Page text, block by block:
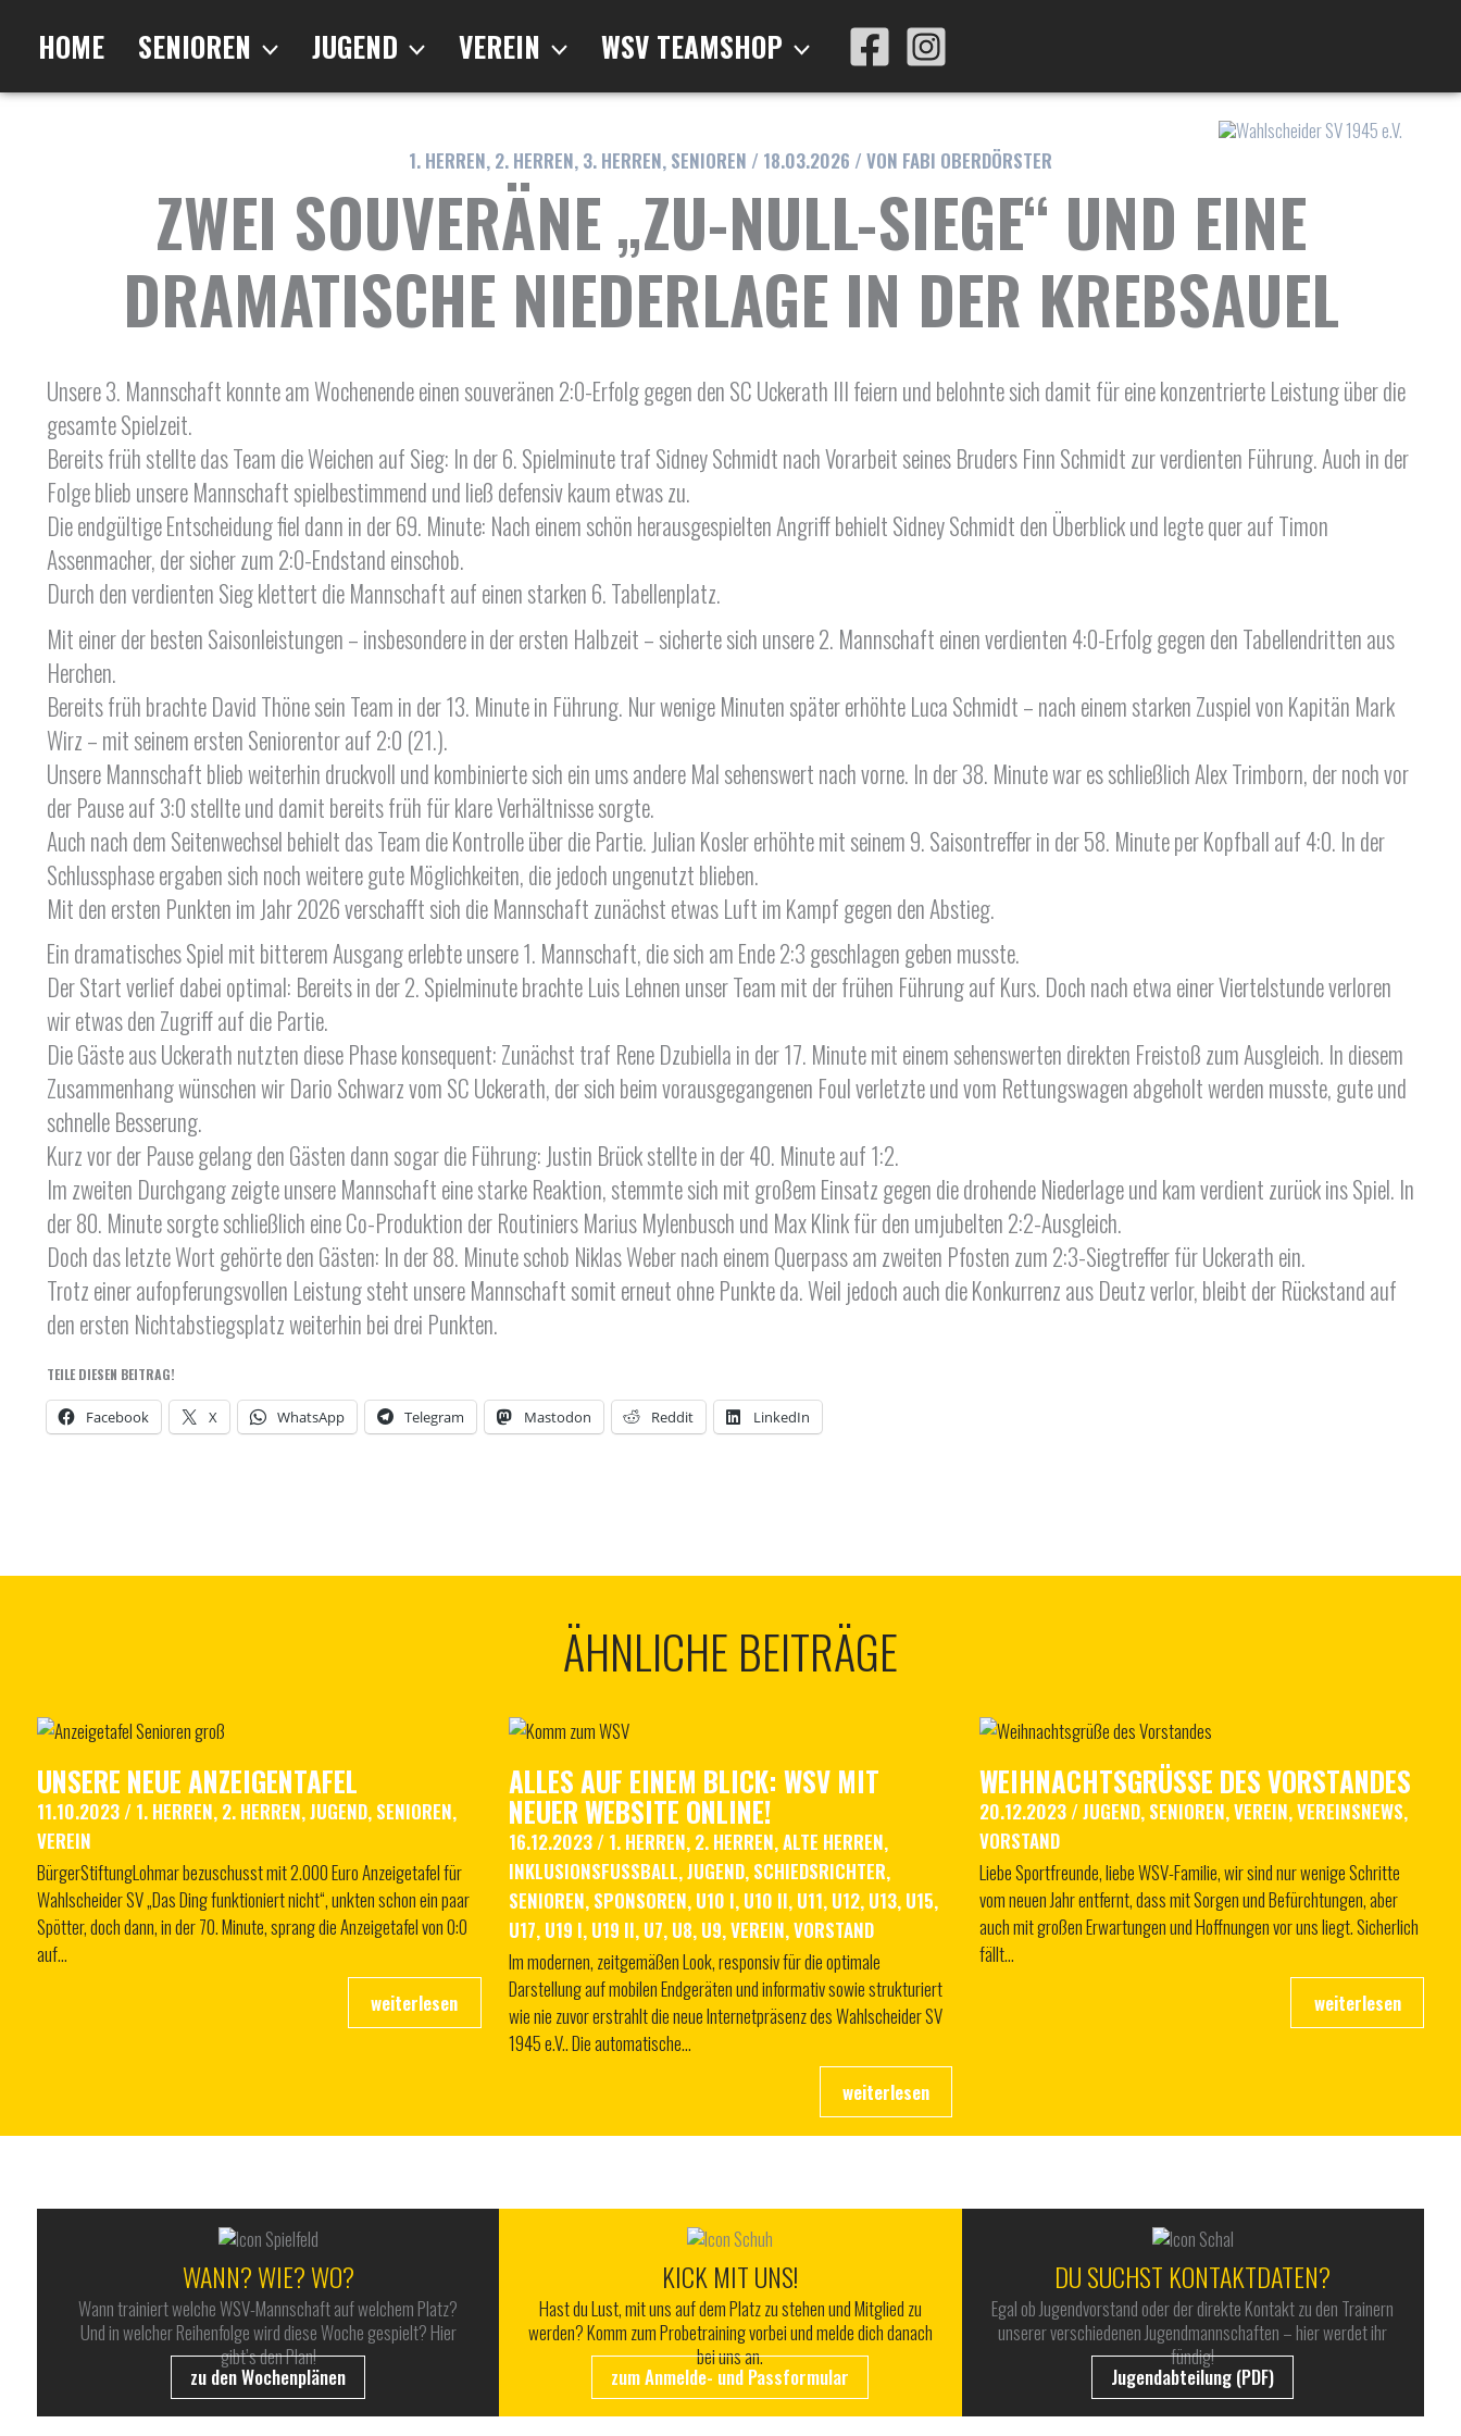
springenHOME SENIOREN JUGEND VEREIN WSV TEAMSHOP
1. HERREN, 2. HERREN, 3. HERREN, SENIOREN / 18.03.2026 / VON FABI OBERDÖRSTER
ZWEI SOUVERÄNE „ZU-NULL-SIEGE“ UND EINE
DRAMATISCHE NIEDERLAGE IN DER KREBSAUEL
Unsere 3. Mannschaft konnte am Wochenende einen souveränen 2:0-Erfolg gegen den SC Uckerath III feiern und belohnte sich damit für eine konzentrierte Leistung über die
gesamte Spielzeit.
Bereits früh stellte das Team die Weichen auf Sieg: In der 6. Spielminute traf Sidney Schmidt nach Vorarbeit seines Bruders Finn Schmidt zur verdienten Führung. Auch in der
Folge blieb unsere Mannschaft spielbestimmend und ließ defensiv kaum etwas zu.
Die endgültige Entscheidung fiel dann in der 69. Minute: Nach einem schön herausgespielten Angriff behielt Sidney Schmidt den Überblick und legte quer auf Timon
Assenmacher, der sicher zum 2:0-Endstand einschob.
Durch den verdienten Sieg klettert die Mannschaft auf einen starken 6. Tabellenplatz.
Mit einer der besten Saisonleistungen – insbesondere in der ersten Halbzeit – sicherte sich unsere 2. Mannschaft einen verdienten 4:0-Erfolg gegen den Tabellendritten aus
Herchen.
Bereits früh brachte David Thöne sein Team in der 13. Minute in Führung. Nur wenige Minuten später erhöhte Luca Schmidt – nach einem starken Zuspiel von Kapitän Mark
Wirz – mit seinem ersten Seniorentor auf 2:0 (21.).
Unsere Mannschaft blieb weiterhin druckvoll und kombinierte sich ein ums andere Mal sehenswert nach vorne. In der 38. Minute war es schließlich Alex Trimborn, der noch vor
der Pause auf 3:0 stellte und damit bereits früh für klare Verhältnisse sorgte.
Auch nach dem Seitenwechsel behielt das Team die Kontrolle über die Partie. Julian Kosler erhöhte mit seinem 9. Saisontreffer in der 58. Minute per Kopfball auf 4:0. In der
Schlussphase ergaben sich noch weitere gute Möglichkeiten, die jedoch ungenutzt blieben.
Mit den ersten Punkten im Jahr 2026 verschafft sich die Mannschaft zunächst etwas Luft im Kampf gegen den Abstieg.
Ein dramatisches Spiel mit bitterem Ausgang erlebte unsere 1. Mannschaft, die sich am Ende 2:3 geschlagen geben musste.
Der Start verlief dabei optimal: Bereits in der 2. Spielminute brachte Luis Lehnen unser Team mit der frühen Führung auf Kurs. Doch nach etwa einer Viertelstunde verloren
wir etwas den Zugriff auf die Partie.
Die Gäste aus Uckerath nutzten diese Phase konsequent: Zunächst traf Rene Dzubiella in der 17. Minute mit einem sehenswerten direkten Freistoß zum Ausgleich. In diesem
Zusammenhang wünschen wir Dario Schwarz vom SC Uckerath, der sich beim vorausgegangenen Foul verletzte und vom Rettungswagen abgeholt werden musste, gute und
schnelle Besserung.
Kurz vor der Pause gelang den Gästen dann sogar die Führung: Justin Brück stellte in der 40. Minute auf 1:2.
Im zweiten Durchgang zeigte unsere Mannschaft eine starke Reaktion, stemmte sich mit großem Einsatz gegen die drohende Niederlage und kam verdient zurück ins Spiel. In
der 80. Minute sorgte schließlich eine Co-Produktion der Routiniers Marius Mylenbusch und Max Klink für den umjubelten 2:2-Ausgleich.
Doch das letzte Wort gehörte den Gästen: In der 88. Minute schob Niklas Weber nach einem Querpass am zweiten Pfosten zum 2:3-Siegtreffer für Uckerath ein.
Trotz einer aufopferungsvollen Leistung steht unsere Mannschaft somit erneut ohne Punkte da. Weil jedoch auch die Konkurrenz aus Deutz verlor, bleibt der Rückstand auf
den ersten Nichtabstiegsplatz weiterhin bei drei Punkten.
TEILE DIESEN BEITRAG!
Facebook X WhatsApp Telegram Mastodon Reddit LinkedIn
ÄHNLICHE BEITRÄGE
UNSERE NEUE ANZEIGENTAFEL
11.10.2023 / 1. HERREN, 2. HERREN,JUGEND, SENIOREN,
VEREIN
BürgerStiftungLohmar bezuschusst mit 2.000 Euro Anzeigetafel für
Wahlscheider SV „Das Ding funktioniert nicht“, unkten schon ein paar
Spötter, doch dann, in der 70. Minute, sprang die Anzeigetafel von 0:0
auf…
ALLES AUF EINEM BLICK: WSV MIT
NEUER WEBSITE ONLINE!
16.12.2023 / 1. HERREN, 2. HERREN,ALTE HERREN,
INKLUSIONSFUSSBALL ,JUGEND, SCHIEDSRICHTER,
SENIOREN, SPONSOREN, U10 I, U10 II, U11, U12, U13, U15,
U17, U19 I, U19 II, U7, U8, U9,VEREIN,VORSTAND
Im modernen, zeitgemäßen Look, responsiv für die optimale
Darstellung auf mobilen Endgeräten und informativ sowie strukturiert
wie nie zuvor erstrahlt die neue Internetpräsenz des Wahlscheider SV
1945 e.V.. Die automatische…
WEIHNACHTSGRÜSSE DES VORSTANDES
20.12.2023 /JUGEND, SENIOREN,VEREIN,VEREINSNEWS,
VORSTAND
Liebe Sportfreunde, liebe WSV-Familie, wir sind nur wenige Schritte
vom neuen Jahr entfernt, dass mit Sorgen und Befürchtungen, aber
auch mit großen Erwartungen und Hoffnungen vor uns liegt. Sicherlich
fällt…
WANN? WIE? WO?
Wann trainiert welche WSV-Mannschaft auf welchem Platz?
Und in welcher Reihenfolge wird diese Woche gespielt? Hier
gibt’s den Plan!
zu den Wochenplänen
KICK MIT UNS!
Hast du Lust, mit uns auf dem Platz zu stehen und Mitglied zu
werden? Komm zum Probetraining vorbei und melde dich danach
bei uns an.
zum Anmelde- und Passformular
DU SUCHST KONTAKTDATEN?
Egal ob Jugendvorstand oder der direkte Kontakt zu den Trainern
unserer verschiedenen Jugendmannschaften – hier werdet ihr
fündig!
Jugendabteilung (PDF)